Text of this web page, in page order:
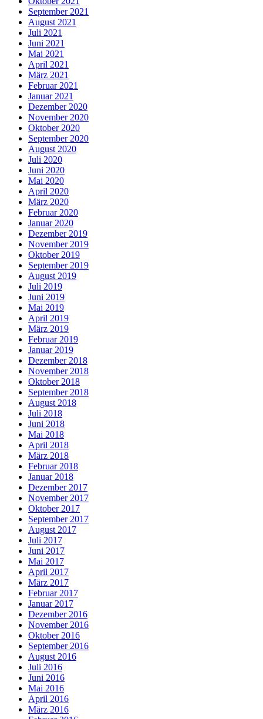
September 2021
August 2021
Juli 2021
Juni 2021
Mai 2021
April 2021
März 2021
Februar 2021
Januar 2021
Dezember 2020
November 2020
Oktober 2020
September 2020
August 2020
Juli 2020
Juni 2020
Mai 2020
April 2020
März 2020
Februar 2020
Januar 2020
Dezember 2019
November 2019
Oktober 2019
September 2019
August 2019
Juli 2019
Juni 2019
Mai 2019
April 2019
März 2019
Februar 2019
Januar 2019
Dezember 2018
November 2018
Oktober 2018
September 2018
August 2018
Juli 2018
Juni 2018
Mai 2018
April 2018
März 2018
Februar 2018
Januar 2018
Dezember 2017
November 2017
Oktober 2017
September 2017
August 2017
Juli 2017
Juni 2017
Mai 2017
April 2017
März 2017
Februar 2017
Januar 2017
Dezember 2016
November 2016
Oktober 2016
September 2016
August 2016
Juli 2016
Juni 2016
Mai 2016
April 2016
März 2016